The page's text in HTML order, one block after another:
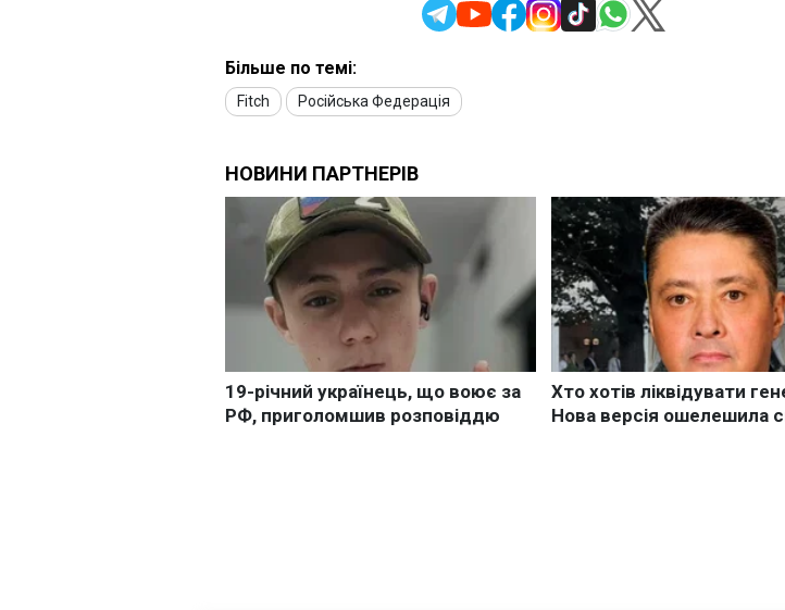
Більше по темі:
Fitch Російська Федерація